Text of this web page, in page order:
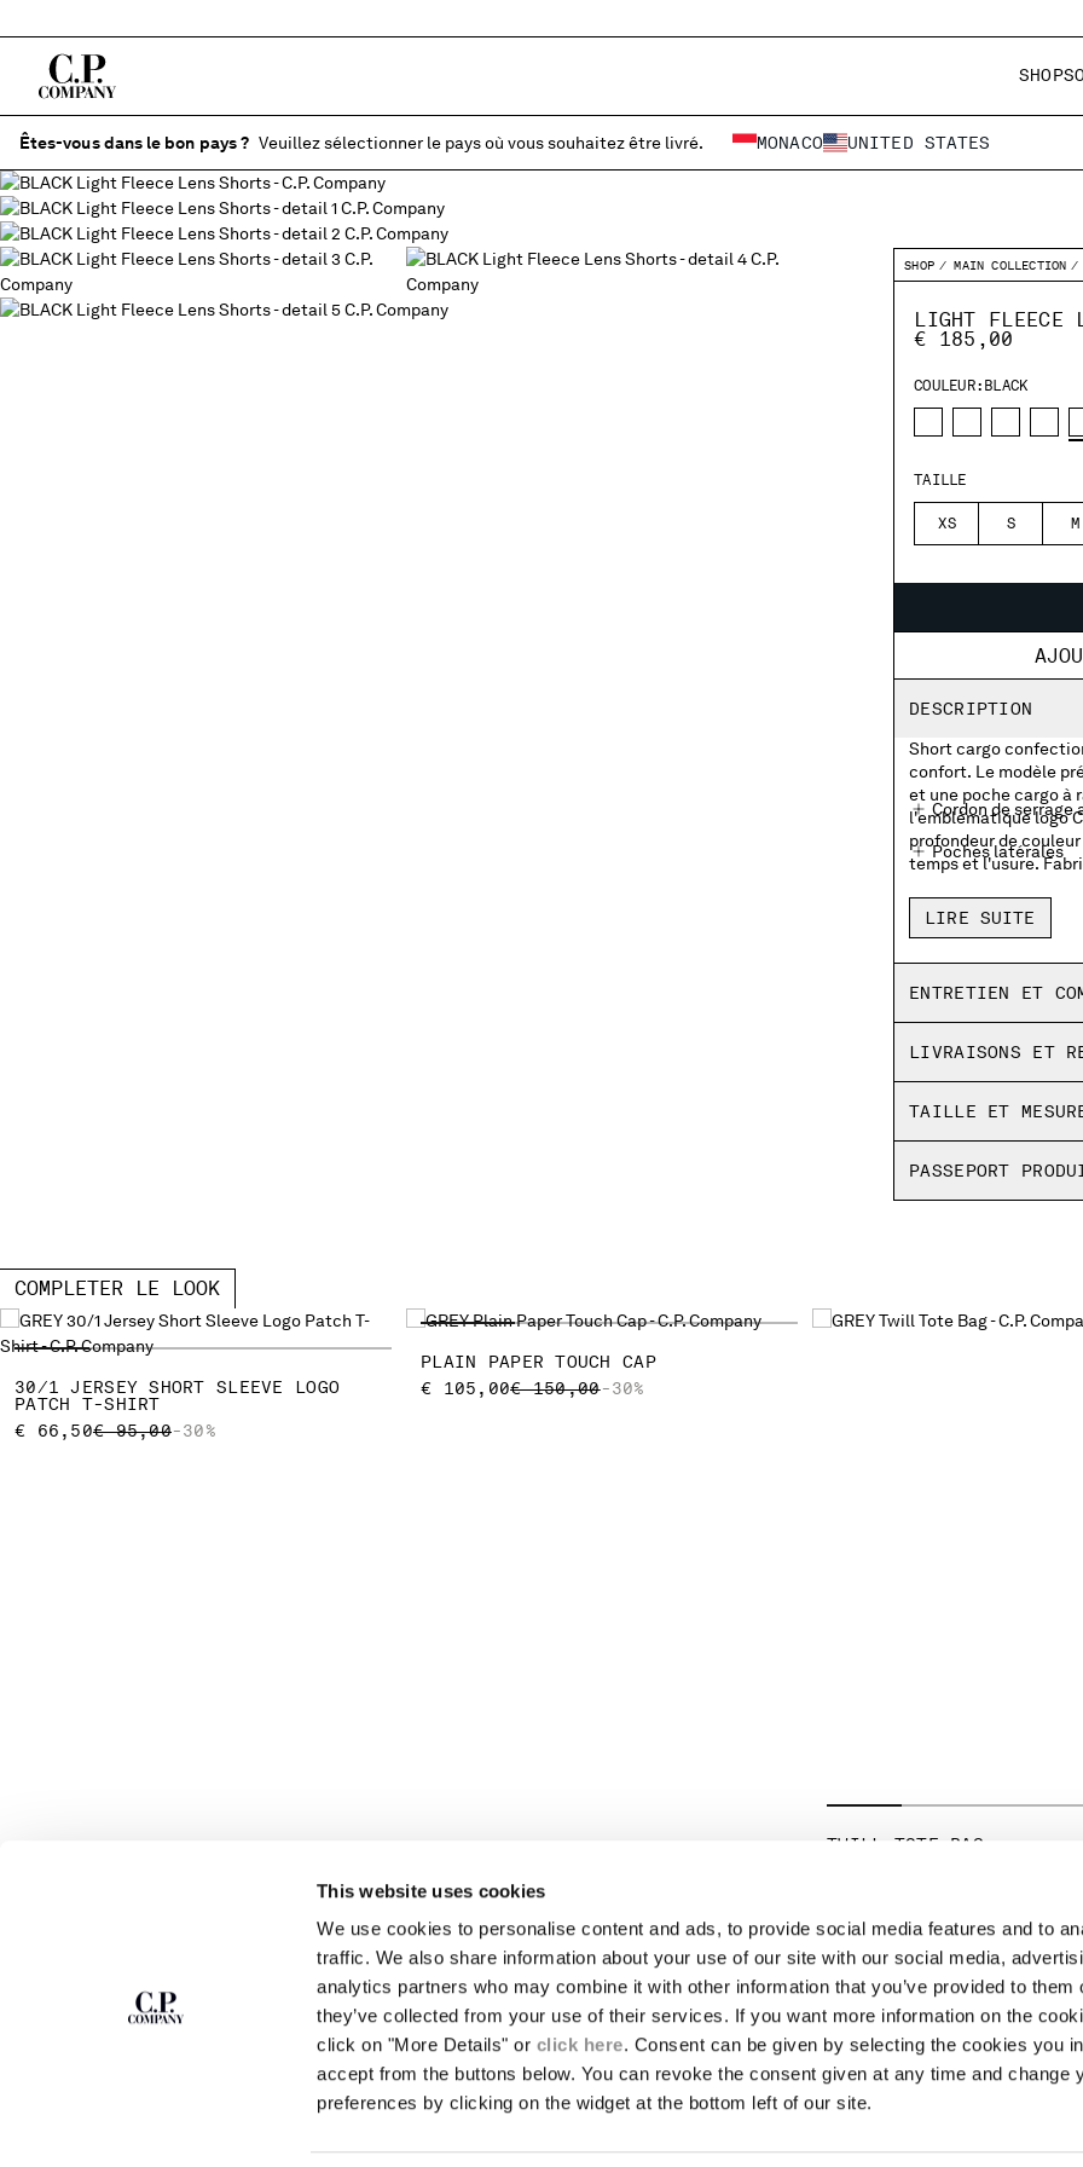
This website uses cookies
We use cookies to personalise content and ads, to provide social media features and to
traffic. We also share information about your use of our site with our social media,
analytics partners who may combine it with other information that you’ve provided to them
they’ve collected from your use of their services. If you want more information on the
click on "More Details" or click here. Consent can be given by selecting the cookies you
accept from the buttons below. You can revoke the consent given at any time and change
preferences by clicking on the widget at the bottom left of our site.
SHOP
Êtes-vous dans le bon pays ? Veuillez sélectionner le pays où vous souhaitez être livré. MONACO UNITED STATES
SHOP MAIN COLLECTION
LIGHT FLEECE
€ 185,00
COULEUR: BLACK
TAILLE
XS S M
DESCRIPTION
Short cargo
confort. Le modèle
et une poche cargo à
l'emblématique logo
profondeur de
temps et l'usure.
Cordon de
Poches latérales
Poche cargo à
Fabriqué en Italie
Coupe classique
LIRE SUITE
ENTRETIEN ET
LIVRAISONS ET
TAILLE ET
PASSEPORT
COMPLETER LE LOOK
30/1 JERSEY SHORT SLEEVE LOGO
PATCH T-SHIRT
€ 66,50PRICE REDUCED FROM
€ 95,00TO
-30%
PLAIN PAPER TOUCH CAP
€ 105,00PRICE REDUCED FROM
€ 150,00TO
-30%
TWILL TOTE BAG
S'ABONNER À LA
NEWSLETTER
Rejoins notre communauté et accède à des
contenus exclusifs, des avant-premières et des
offres spéciales. Pour toi, 10 % de réduction sur
ABOUT
NOTRE HISTOIRE
TEINTURE EN PIÈCE
DES VÊTEMENTS EMBLÉMATIQUES
CERTIFICATION DES LENTILLES
CARRIÈRES
JURIDIQUE
LIVRAISON
CONDITIONS GÉNÉRALES DE VENTE
RETOURS
PAIEMENT ET SÉCURITÉ
CONDITIONS GÉNÉRALES D'UTILISATION